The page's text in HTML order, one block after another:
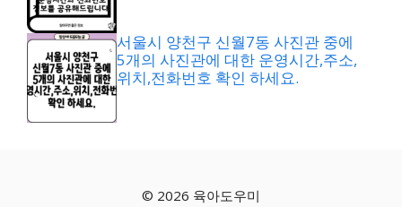
서울시 양천구 신월7동 사진관 중에
5개의 사진관에 대한 운영시간,주소,
위치,전화번호 확인 하세요.
© 2026 육아도우미